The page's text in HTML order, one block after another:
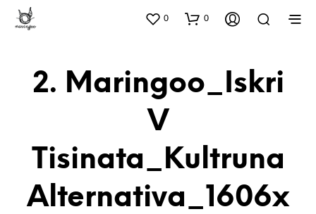
0 0
2. Maringoo_Iskri
V
Tisinata_Kultruna
Alternativa_1606x